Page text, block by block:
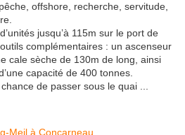
offshore, recherche, servitude,
jusqu’à 115m sur le port de
complémentaires : un ascenseur
cale sèche de 130m de long, ainsi
capacité de 400 tonnes.
de passer sous le quai ...